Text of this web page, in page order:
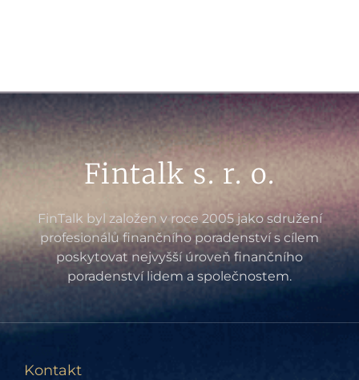
Fintalk s. r. o.
FinTalk byl založen v roce 2005 jako sdružení
profesionálů finančního poradenství s cílem
poskytovat nejvyšší úroveň finančního
poradenství lidem a společnostem.
Kontakt